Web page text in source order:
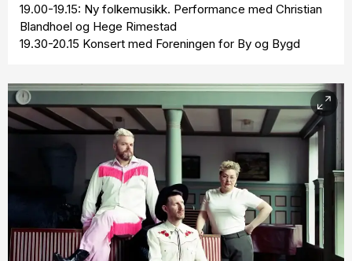
19.00-19.15: Ny folkemusikk. Performance med Christian
Blandhoel og Hege Rimestad
19.30-20.15 Konsert med Foreningen for By og Bygd